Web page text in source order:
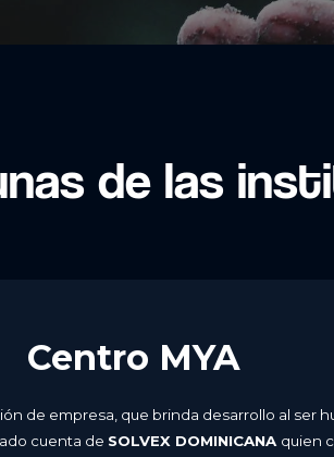
de las
Centro MYA
de empresa, que brinda desarrollo al ser
cuenta de SOLVEX DOMINICANA quien